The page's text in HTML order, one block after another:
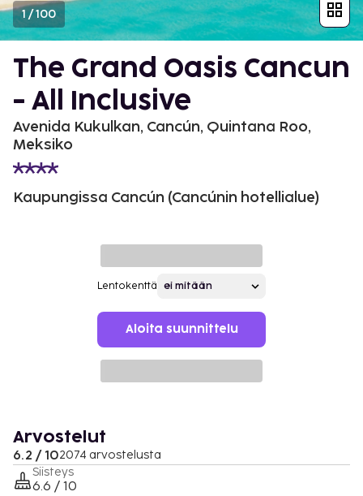
1/100
The Grand Oasis Cancun
- All Inclusive
Avenida Kukulkan, Cancún, Quintana Roo,
Meksiko
Kaupungissa Cancún (Cancúnin hotellialue)
Lentokenttä
Aloita suunnittelu
Arvostelut
6.2 / 102074 arvostelusta
Siisteys
6.6 / 10